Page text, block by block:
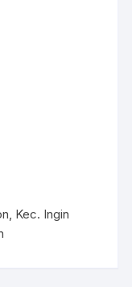
Kec. Ingin